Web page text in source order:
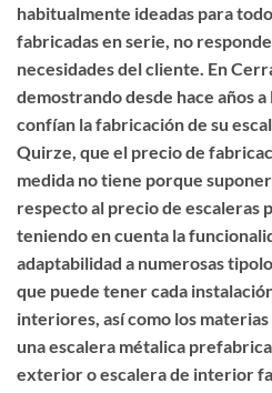
habitualmente ideadas para
fabricadas en serie, no
necesidades del cliente. En
demostrando desde hace años
confían lafabricación de su
Quirze , que el precio de
medida no tiene porque
respecto al precio de escaleras
teniendo en cuenta la
adaptabilidad a numerosas
que puede tener cada
interiores, así como los
una escalera métalica
exterior o escalera de interior